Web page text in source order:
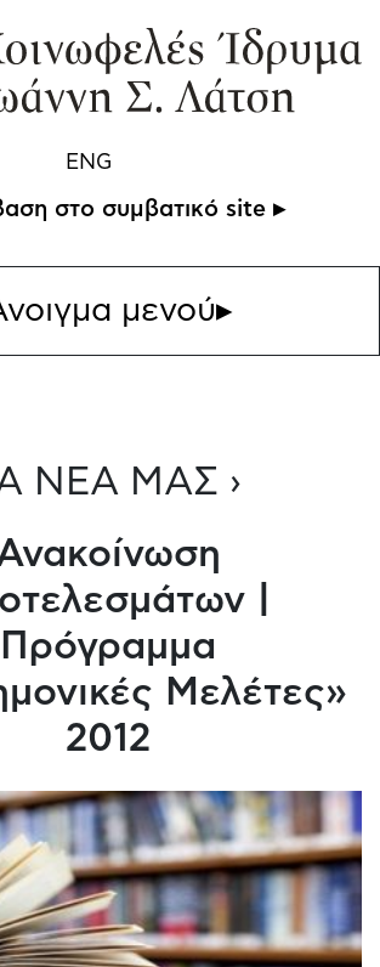
ENG
στο συμβατικό site ▸
μενού▸
ΝΕΑ ΜΑΣ ›
|
Πρόγραμμα
Μελέτες»
2012